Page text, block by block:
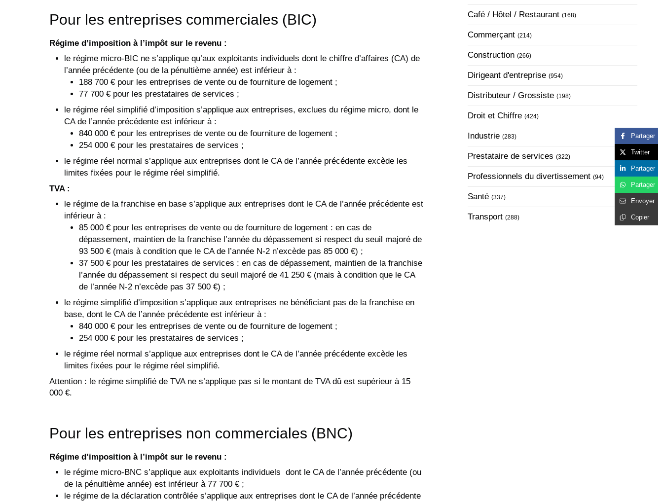
Pour les entreprises commerciales (BIC)
Régime d’imposition à l’impôt sur le revenu :
le régime micro-BIC ne s’applique qu’aux exploitants individuels dont le chiffre d’affaires (CA) de
l’année précédente (ou de la pénultième année) est inférieur à :
188 700 € pour les entreprises de vente ou de fourniture de logement ;
77 700 € pour les prestataires de services ;
le régime réel simplifié d’imposition s’applique aux entreprises, exclues du régime micro, dont le
CA de l’année précédente est inférieur à :
840 000 € pour les entreprises de vente ou de fourniture de logement ;
254 000 € pour les prestataires de services ;
le régime réel normal s’applique aux entreprises dont le CA de l’année précédente excède les
limites fixées pour le régime réel simplifié.
TVA :
le régime de la franchise en base s’applique aux entreprises dont le CA de l’année précédente est
inférieur à :
85 000 € pour les entreprises de vente ou de fourniture de logement : en cas de
dépassement, maintien de la franchise l’année du dépassement si respect du seuil majoré de
93 500 € (mais à condition que le CA de l’année N-2 n’excède pas 85 000 €) ;
37 500 € pour les prestataires de services : en cas de dépassement, maintien de la franchise
l’année du dépassement si respect du seuil majoré de 41 250 € (mais à condition que le CA
de l’année N-2 n’excède pas 37 500 €) ;
le régime simplifié d’imposition s’applique aux entreprises ne bénéficiant pas de la franchise en
base, dont le CA de l’année précédente est inférieur à :
840 000 € pour les entreprises de vente ou de fourniture de logement ;
254 000 € pour les prestataires de services ;
le régime réel normal s’applique aux entreprises dont le CA de l’année précédente excède les
limites fixées pour le régime réel simplifié.
Attention : le régime simplifié de TVA ne s’applique pas si le montant de TVA dû est supérieur à 15
000 €.
Pour les entreprises non commerciales (BNC)
Régime d’imposition à l’impôt sur le revenu :
le régime micro-BNC s’applique aux exploitants individuels dont le CA de l’année précédente (ou
de la pénultième année) est inférieur à 77 700 € ;
le régime de la déclaration contrôlée s’applique aux entreprises dont le CA de l’année précédente
Partager
Twitter
Partager
Partager
Envoyer
Copier
Café / Hôtel / Restaurant (168)
Commerçant (214)
Construction (266)
Dirigeant d'entreprise (954)
Distributeur / Grossiste (198)
Droit et Chiffre (424)
Industrie (283)
Prestataire de services (322)
Professionnels du divertissement (94)
Santé (337)
Transport (288)